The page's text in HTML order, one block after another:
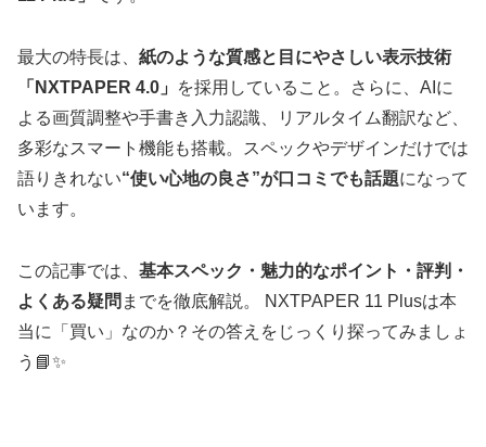
最大の特長は、 紙のような質感と目にやさしい表示技術
「NXTPAPER 4.0」
を採用していること。さらに、AIに
よる画質調整や手書き入力認識、リアルタイム翻訳など、
多彩なスマート機能も搭載。スペックやデザインだけでは
語りきれない“使い心地の良さ”が口コミでも話題になって
います。
この記事では、 基本スペック・魅力的なポイント・評判・
よくある疑問 までを徹底解説。 NXTPAPER 11 Plusは本
当に「買い」なのか？その答えをじっくり探ってみましょ
う📘✨